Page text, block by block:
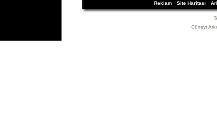
Reklam Site Haritası
Cüneyt